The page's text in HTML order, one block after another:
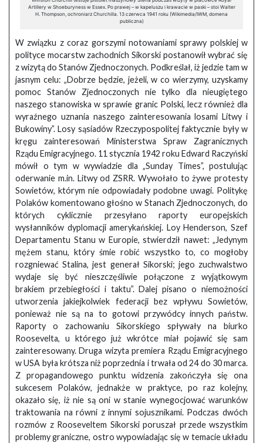
Artillery w Shoeburyness w Essex. Po prawej – w kapeluszu i krawacie w paski – stoi Walter
H. Thompson, ochroniarz Churchilla. 13 czerwca 1941 roku (Wikimedia/IWM, domena
publiczna)
W związku z coraz gorszymi notowaniami sprawy polskiej w
polityce mocarstw zachodnich Sikorski postanowił wybrać się
z wizytą do Stanów Zjednoczonych. Podkreślał, iż jedzie tam w
jasnym celu: „Dobrze będzie, jeżeli, w co wierzymy, uzyskamy
pomoc Stanów Zjednoczonych nie tylko dla nieugiętego
naszego stanowiska w sprawie granic Polski, lecz również dla
wyraźnego uznania naszego zainteresowania losami Litwy i
Bukowiny”. Losy sąsiadów Rzeczypospolitej faktycznie były w
kręgu zainteresowań Ministerstwa Spraw Zagranicznych
Rządu Emigracyjnego. 11 stycznia 1942 roku Edward Raczyński
mówił o tym w wywiadzie dla „Sunday Times”, postulując
oderwanie m.in. Litwy od ZSRR. Wywołało to żywe protesty
Sowietów, którym nie odpowiadały podobne uwagi. Politykę
Polaków komentowano głośno w Stanach Zjednoczonych, do
których cyklicznie przesyłano raporty europejskich
wysłanników dyplomacji amerykańskiej. Loy Henderson, Szef
Departamentu Stanu w Europie, stwierdził nawet: „Jedynym
mężem stanu, który śmie robić wszystko to, co mogłoby
rozgniewać Stalina, jest generał Sikorski; jego zuchwalstwo
wydaje się być nieszczęśliwie połączone z wyjątkowym
brakiem przebiegłości i taktu”. Dalej pisano o niemożności
utworzenia jakiejkolwiek federacji bez wpływu Sowietów,
ponieważ nie są na to gotowi przywódcy innych państw.
Raporty o zachowaniu Sikorskiego spływały na biurko
Roosevelta, u którego już wkrótce miał pojawić się sam
zainteresowany. Druga wizyta premiera Rządu Emigracyjnego
w USA była krótsza niż poprzednia i trwała od 24 do 30 marca.
Z propagandowego punktu widzenia zakończyła się ona
sukcesem Polaków, jednakże w praktyce, po raz kolejny,
okazało się, iż nie są oni w stanie wynegocjować warunków
traktowania na równi z innymi sojusznikami. Podczas dwóch
rozmów z Rooseveltem Sikorski poruszał przede wszystkim
problemy graniczne, ostro wypowiadając się w temacie układu